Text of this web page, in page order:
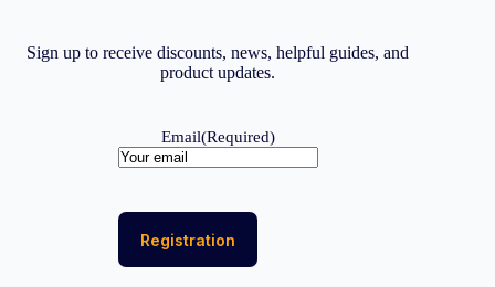
Sign up to receive discounts, news, helpful guides, and
product updates.
Email(Required)